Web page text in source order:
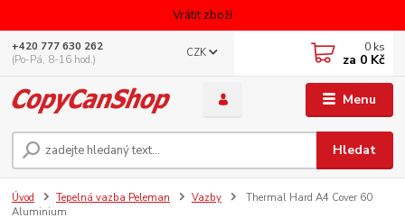
Vrátit zboží
Menu
CZK
Hledat
+420 777 630 262
(Po-Pá, 8-16 hod.)
0 ks
za 0 Kč
Úvod Tepelná vazba Peleman Vazby
Thermal Hard A4 Cover 60
Aluminium